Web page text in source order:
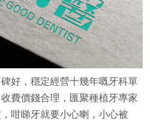
好，穩定經營十幾年嘅牙科單
費價錢合理，匯聚種植牙專家
咁睇牙就要小心喇，小心被